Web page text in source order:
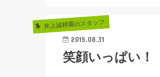
井上誠耕園のスタッフ
2015.08.31
笑顔いっぱい！